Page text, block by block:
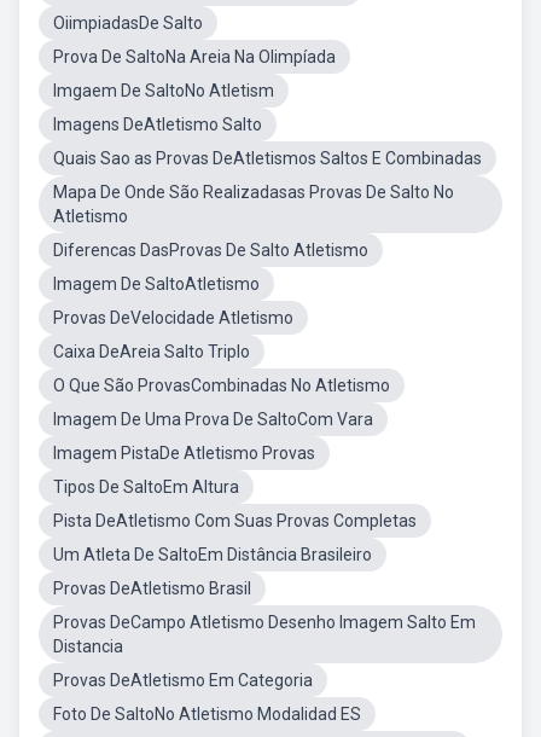
OiimpiadasDe Salto
Prova De SaltoNa Areia Na Olimpíada
Imgaem De SaltoNo Atletism
Imagens DeAtletismo Salto
Quais Sao as Provas DeAtletismos Saltos E Combinadas
Mapa De Onde São Realizadasas Provas De Salto No
Atletismo
Diferencas DasProvas De Salto Atletismo
Imagem De SaltoAtletismo
Provas DeVelocidade Atletismo
Caixa DeAreia Salto Triplo
O Que São ProvasCombinadas No Atletismo
Imagem De Uma Prova De SaltoCom Vara
Imagem PistaDe Atletismo Provas
Tipos De SaltoEm Altura
Pista DeAtletismo Com Suas Provas Completas
Um Atleta De SaltoEm Distância Brasileiro
Provas DeAtletismo Brasil
Provas DeCampo Atletismo Desenho Imagem Salto Em
Distancia
Provas DeAtletismo Em Categoria
Foto De SaltoNo Atletismo Modalidad ES